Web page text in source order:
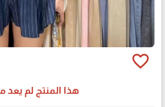
favorite_border
هذا المنتج لم يعد